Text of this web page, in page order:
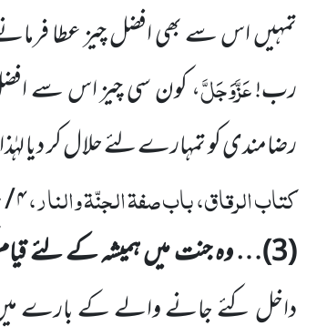
تمہیں اس سے بھی افضل چیز عطا
رب!عَزَّوَجَلَّ، کون سی چیز اس سے
رضامندی کو تمہارے لئے حلال کر دیا
کتاب الرقاق، باب صفۃ الجنّۃ والنار،۴/
(
3
)…وہ جنت میں ہمیشہ کے لئے
داخل کئے جانے والے کے بارے